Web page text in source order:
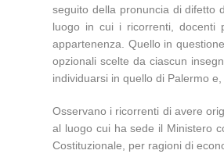
seguito della pronuncia di difetto
luogo in cui i ricorrenti, docenti
appartenenza. Quello in
opzionali scelte da ciascun
individuarsi in quello di Palermo
Osservano i ricorrenti di avere
al luogo cui ha sede il Ministero
Costituzionale, per ragioni di